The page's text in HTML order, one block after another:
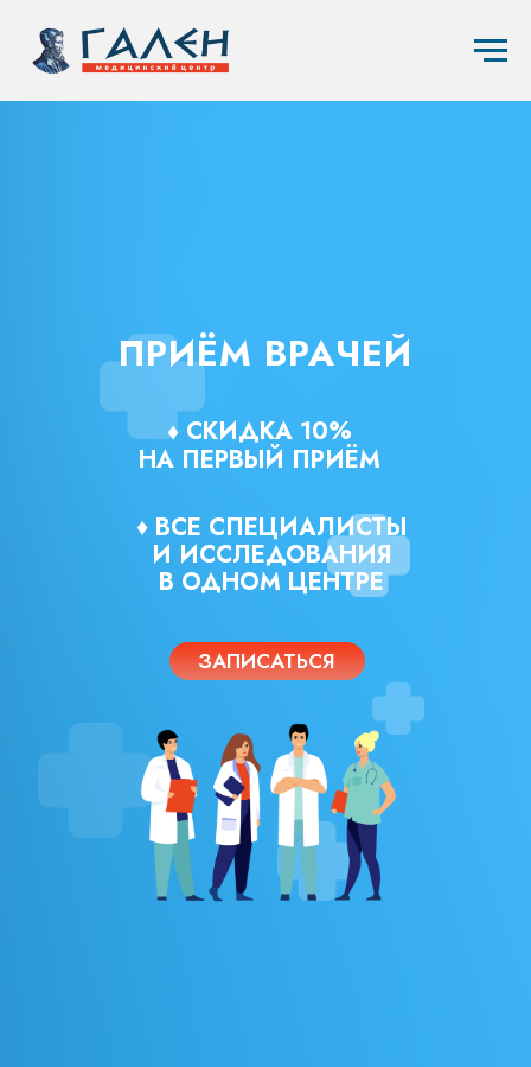
ПРИЁМ ВРАЧЕЙ
ЗАПИСАТЬСЯ
♦ СКИДКА 10%
НА ПЕРВЫЙ ПРИЁМ
♦ ВСЕ СПЕЦИАЛИСТЫ
И ИССЛЕДОВАНИЯ
В ОДНОМ ЦЕНТРЕ